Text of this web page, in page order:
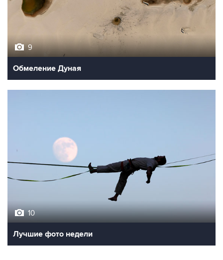
Обмеление Дуная
Лучшие фото недели